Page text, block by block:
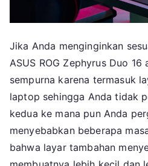
Jika Anda menginginkan
ASUS ROG Zephyrus Duo
sempurna karena termasuk
laptop sehingga Anda tidak
kedua ke mana pun Anda
menyebabkan beberapa
bahwa layar tambahan